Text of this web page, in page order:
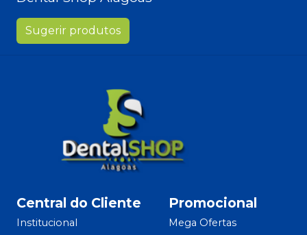
Sugerir produtos
Central do Cliente
Institucional
Promocional
Mega Ofertas